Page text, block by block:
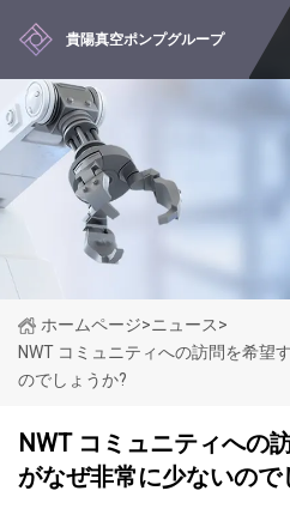
貴陽真空ポンプグループ
ホームページ>ニュース>
NWT コミュニティへの訪問を希望
のでしょうか?
NWT コミュニティへの
がなぜ非常に少ないので